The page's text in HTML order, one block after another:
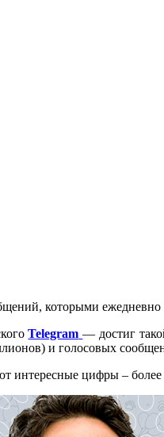
которыми
Telegram — достиг
и голосовых
интересные цифры –